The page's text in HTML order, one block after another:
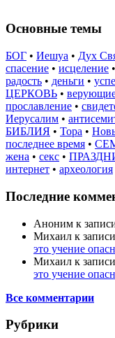
Основные темы
БОГ • Иешуа • Дух
спасение • исцеление •
радость • деньги •
ЦЕРКОВЬ •
прославление •
Иерусалим •
БИБЛИЯ • Тора •
последнее время •
жена • секс •
интернет • археология
Последние
Аноним к
Михаил к записи
это учение
Михаил к записи
это учение
Все комментарии
Рубрики